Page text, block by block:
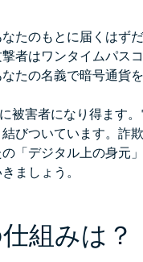
たのもとに届くはず
者はワンタイムパス
たの名義で暗号通貨
被害者になり得ます
びついています。詐
「デジタル上の身元
ましょう。
組みは？